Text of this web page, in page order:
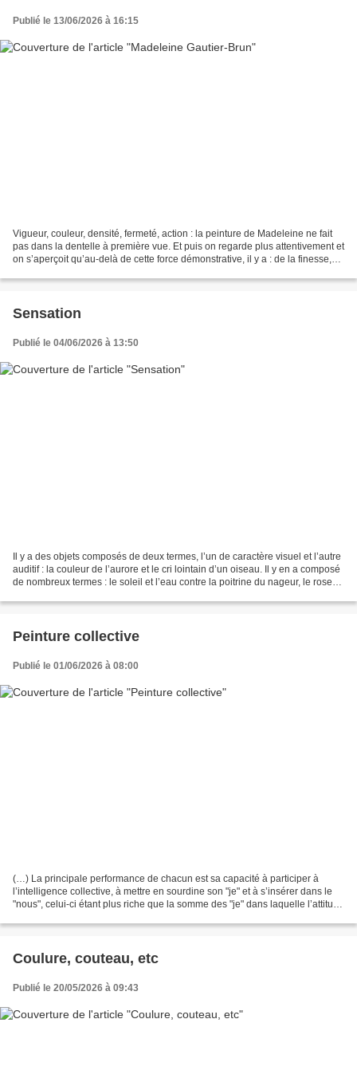
Publié le 13/06/2026 à 16:15
Vigueur, couleur, densité, fermeté, action : la peinture de Madeleine ne fait
pas dans la dentelle à première vue. Et puis on regarde plus attentivement et
on s’aperçoit qu’au-delà de cette force démonstrative, il y a : de la finesse,
Sensation
Publié le 04/06/2026 à 13:50
Il y a des objets composés de deux termes, l’un de caractère visuel et l’autre
auditif : la couleur de l’aurore et le cri lointain d’un oiseau. Il y en a composé
de nombreux termes : le soleil et l’eau contre la poitrine du nageur, le rose
Peinture collective
Publié le 01/06/2026 à 08:00
(…) La principale performance de chacun est sa capacité à participer à
l’intelligence collective, à mettre en sourdine son "je" et à s’insérer dans le
"nous", celui-ci étant plus riche que la somme des "je" dans laquelle l’attitude
Coulure, couteau, etc
Publié le 20/05/2026 à 09:43